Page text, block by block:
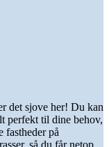
det sjove her! Du kan
perfekt til dine behov,
på